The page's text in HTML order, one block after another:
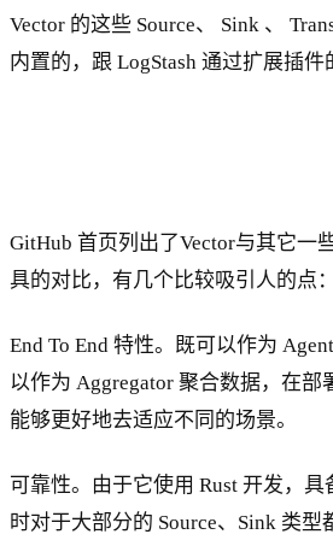
Vector 的这些 Source、 Sink 、
内置的，跟 LogStash 通过扩展插件
GitHub 首页列出了Vector与其它一
具的对比，有几个比较吸引人的点：
End To End 特性。既可以作为
以作为 Aggregator 聚合数据，在部
能够更好地去适应不同的场景。
可靠性。由于它使用 Rust 开发，具
时对于大部分的 Source、Sink 类型